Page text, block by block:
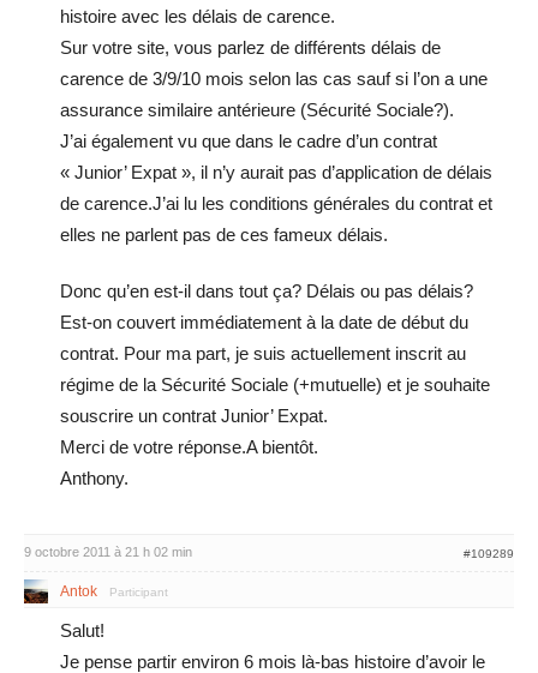
histoire avec les délais de carence.
Sur votre site, vous parlez de différents délais de
carence de 3/9/10 mois selon las cas sauf si l’on a une
assurance similaire antérieure (Sécurité Sociale?).
J’ai également vu que dans le cadre d’un contrat
« Junior’ Expat », il n’y aurait pas d’application de délais
de carence.J’ai lu les conditions générales du contrat et
elles ne parlent pas de ces fameux délais.
Donc qu’en est-il dans tout ça? Délais ou pas délais?
Est-on couvert immédiatement à la date de début du
contrat. Pour ma part, je suis actuellement inscrit au
régime de la Sécurité Sociale (+mutuelle) et je souhaite
souscrire un contrat Junior’ Expat.
Merci de votre réponse.A bientôt.
Anthony.
9 octobre 2011 à 21 h 02 min #109289
Antok Participant
Salut!
Je pense partir environ 6 mois là-bas histoire d’avoir le